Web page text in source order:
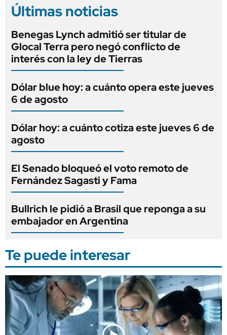
Últimas noticias
Benegas Lynch admitió ser titular de
Glocal Terra pero negó conflicto de
interés con la ley de Tierras
Dólar blue hoy: a cuánto opera este jueves
6 de agosto
Dólar hoy: a cuánto cotiza este jueves 6 de
agosto
El Senado bloqueó el voto remoto de
Fernández Sagasti y Fama
Bullrich le pidió a Brasil que reponga a su
embajador en Argentina
Te puede interesar